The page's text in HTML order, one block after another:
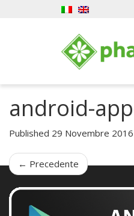
android-
Published 29 Novembre 2016
← Precedente